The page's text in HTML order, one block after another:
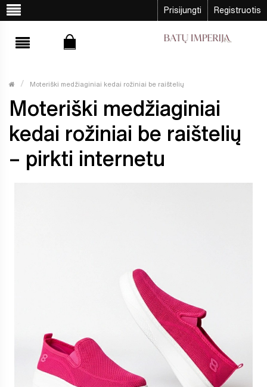
Prisijungti Registruotis
Moteriški medžiaginiai kedai rožiniai be raištelių
Moteriški medžiaginiai
kedai rožiniai be raištelių
– pirkti internetu